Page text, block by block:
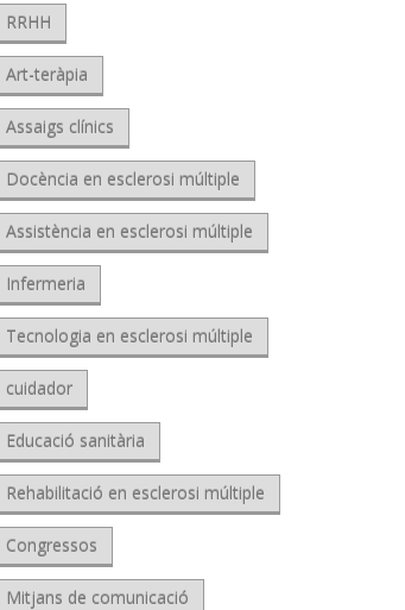
RRHH
Art-teràpia
Assaigs clínics
Docència en esclerosi múltiple
Assistència en esclerosi múltiple
Infermeria
Tecnologia en esclerosi múltiple
cuidador
Educació sanitària
Rehabilitació en esclerosi múltiple
Congressos
Mitjans de comunicació